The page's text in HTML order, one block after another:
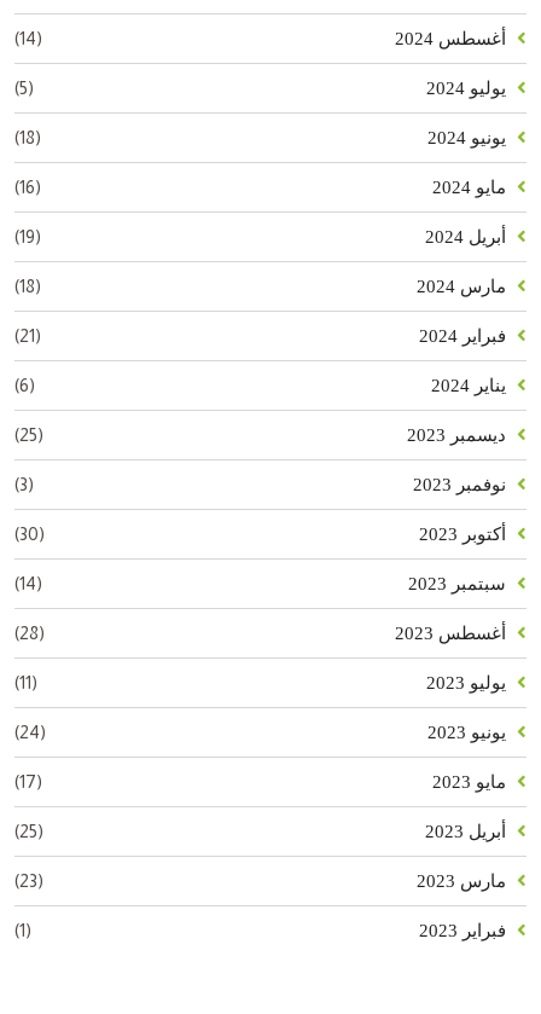
أغسطس 2024 (14)
يوليو 2024 (5)
يونيو 2024 (18)
مايو 2024 (16)
أبريل 2024 (19)
مارس 2024 (18)
فبراير 2024 (21)
يناير 2024 (6)
ديسمبر 2023 (25)
نوفمبر 2023 (3)
أكتوبر 2023 (30)
سبتمبر 2023 (14)
أغسطس 2023 (28)
يوليو 2023 (11)
يونيو 2023 (24)
مايو 2023 (17)
أبريل 2023 (25)
مارس 2023 (23)
فبراير 2023 (1)